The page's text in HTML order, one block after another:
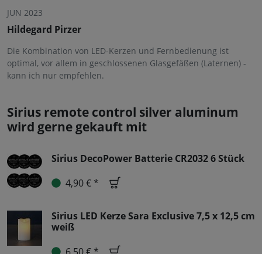
JUN 2023
Hildegard Pirzer
Die Kombination von LED-Kerzen und Fernbedienung ist
optimal, vor allem in geschlossenen Glasgefäßen (Laternen) -
kann ich nur empfehlen.
Sirius remote control silver aluminum
wird gerne gekauft mit
Sirius DecoPower Batterie CR2032 6 Stück
4,90 € *
Sirius LED Kerze Sara Exclusive 7,5 x 12,5 cm
weiß
6,50 € *